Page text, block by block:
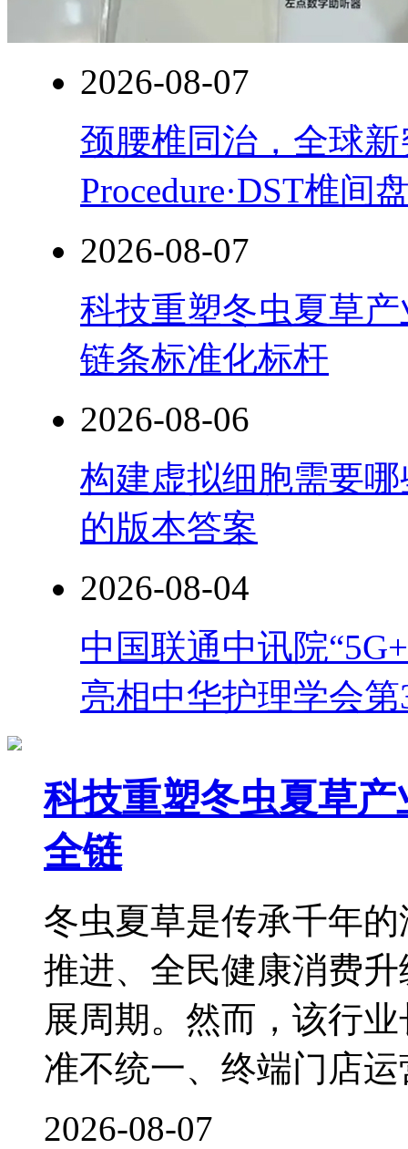
2026-08-07
颈腰椎同治，全球
Procedure·DST椎间
2026-08-07
科技重塑冬虫夏草
链条标准化标杆
2026-08-06
构建虚拟细胞需要
的版本答案
2026-08-04
中国联通中讯院
亮相中华护理学会
科技重塑冬虫夏草
全链
冬虫夏草是传承千年
推进、全民健康消费
展周期。然而，该行
准不统一、终端门店运
2026-08-07